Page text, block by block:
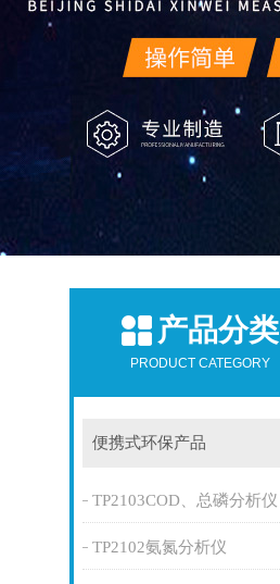
产品分类
PRODUCT CATEGORY
便携式环保产品
TP2103COD、总磷分析仪
TP2102氨氮分析仪